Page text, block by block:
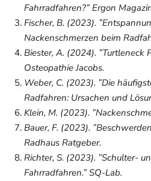
Fahrradfahren?” Ergon
Fischer, B. (2023).
Nackenschmerzen beim
Biester, A. (2024). ”Turtleneck
Osteopathie Jacobs.
Weber, C. (2023). ”Die
Radfahren: Ursachen und
Klein, M. (2023).
Bauer, F. (2023).
Radhaus Ratgeber.
Richter, S. (2023). ”Schulter-
Fahrradfahren.” SQ-Lab.